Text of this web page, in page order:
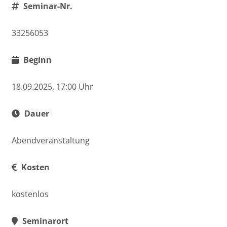
Seminar-Nr.
33256053
Beginn
18.09.2025, 17:00 Uhr
Dauer
Abendveranstaltung
Kosten
kostenlos
Seminarort